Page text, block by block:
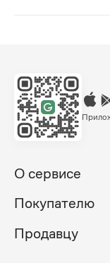
О сервисе
Покупателю
Продавцу